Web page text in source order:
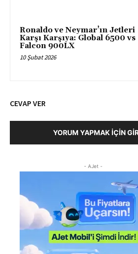
Ronaldo ve Neymar’ın Jetleri
Karşı Karşıya: Global 6500 vs
Falcon 900LX
10 Şubat 2026
CEVAP VER
YORUM YAPMAK İÇIN
- AJet -